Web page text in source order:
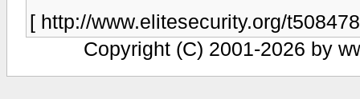
[ http://www.elitesecurity.org/
Copyright (C) 2001-2026 by